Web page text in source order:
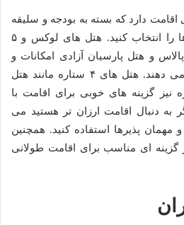
دارد که بسته به بودجه و سلیقه
خود می توانید یکی از آن ها را انتخاب کنید. هتل های لوکس و ۵
و هتل پارسیان آزادی امکانات و
خدمات بی نظیری را ارائه می دهند. هتل های ۴ ستاره مانند هتل
گزینه های خوبی برای اقامت با
به دنبال اقامت ارزان تر هستید می
هتل های ۳ ستاره و مهمان پذیرها استفاده کنید. همچنین
گزینه ای مناسب برای اقامت طولانی